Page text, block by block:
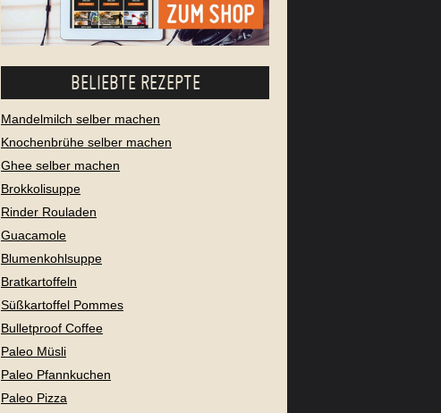
BELIEBTE REZEPTE
Mandelmilch selber machen
Knochenbrühe selber machen
Ghee selber machen
Brokkolisuppe
Rinder Rouladen
Guacamole
Blumenkohlsuppe
Bratkartoffeln
Süßkartoffel Pommes
Bulletproof Coffee
Paleo Müsli
Paleo Pfannkuchen
Paleo Pizza